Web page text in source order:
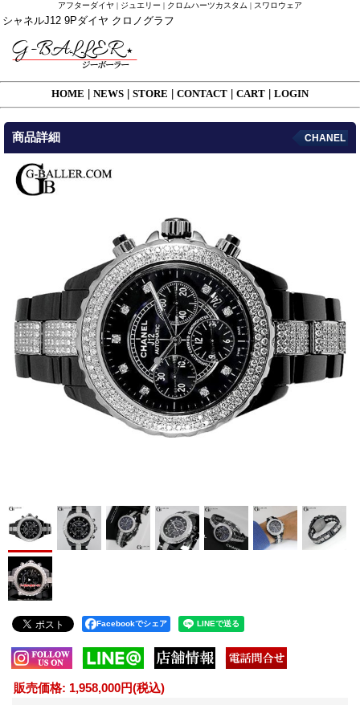
アフターダイヤ | ジュエリー | クロムハーツカスタム | スワロウェア
シャネルJ12 9Pダイヤ クロノグラフ
HOME NEWS STORE CONTACT CART LOGIN
商品詳細 CHANEL
Facebookでシェア
販売価格: 1,958,000円(税込)